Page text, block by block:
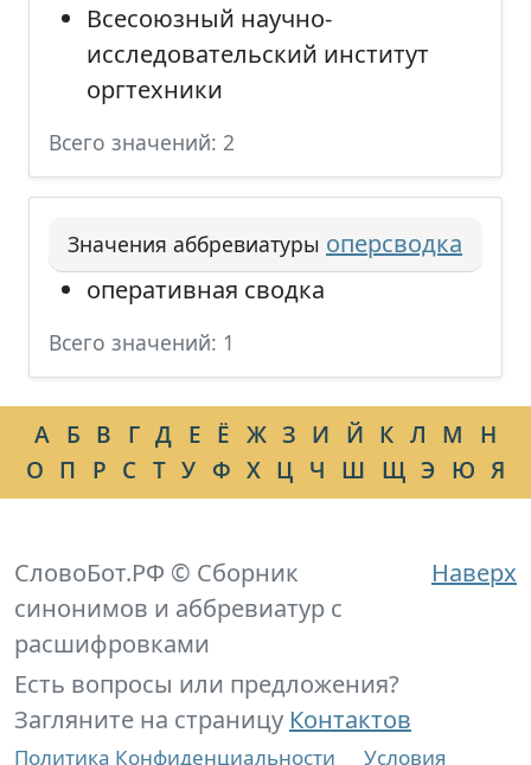
Всесоюзный научно-
исследовательский институт
оргтехники
Всего значений: 2
Значения аббревиатуры оперсводка
оперативная сводка
Всего значений: 1
А Б В Г Д Е Ё Ж З И Й К Л М
Н
О П Р С Т У Ф Х Ц Ч Ш Щ Э Ю Я
Наверх
СловоБот.РФ © Сборник
синонимов и аббревиатур с
расшифровками
Есть вопросы или предложения?
Загляните на страницу Контактов
Политика Конфиденциальности Условия